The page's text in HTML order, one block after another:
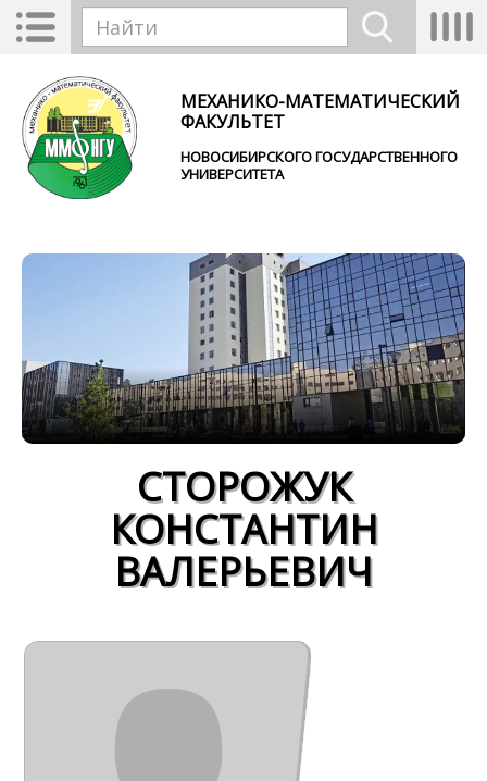
Перейти к основному содержанию
Toggle
navigation
Форма поиска
МЕХАНИКО-МАТЕМАТИЧЕСКИЙ
ФАКУЛЬТЕТ
НОВОСИБИРСКОГО ГОСУДАРСТВЕННОГО
УНИВЕРСИТЕТА
СТОРОЖУК
КОНСТАНТИН
ВАЛЕРЬЕВИЧ